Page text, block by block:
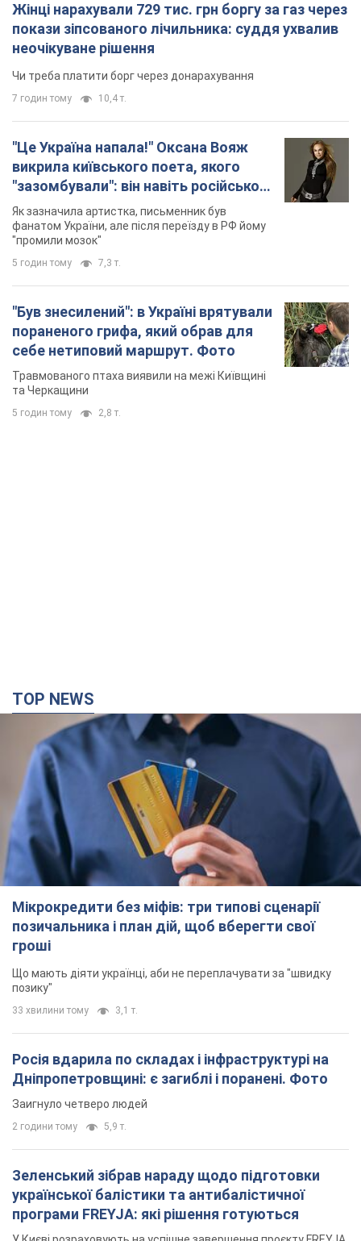
Жінці нарахували 729 тис. грн боргу за газ через
покази зіпсованого лічильника: суддя ухвалив
неочікуване рішення
Чи треба платити борг через донарахування
7 годин тому 10,4 т.
"Це Україна напала!" Оксана Вояж
викрила київського поета, якого
"зазомбували": він навіть російської
не знав, а тепер хоче геноциду
українців
Як зазначила артистка, письменник був
фанатом України, але після переїзду в РФ йому
"промили мозок"
5 годин тому 7,3 т.
"Був знесилений": в Україні врятували
пораненого грифа, який обрав для
себе нетиповий маршрут. Фото
Травмованого птаха виявили на межі Київщині
та Черкащини
5 годин тому 2,8 т.
TOP NEWS
Мікрокредити без міфів: три типові сценарії
позичальника і план дій, щоб вберегти свої
гроші
Що мають діяти українці, аби не переплачувати за "швидку
позику"
33 хвилини тому 3,1 т.
Росія вдарила по складах і інфраструктурі на
Дніпропетровщині: є загиблі і поранені. Фото
Заигнуло четверо людей
2 години тому 5,9 т.
Зеленський зібрав нараду щодо підготовки
української балістики та антибалістичної
програми FREYJA: які рішення готуються